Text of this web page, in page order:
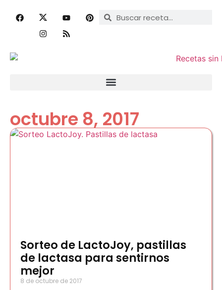
octubre 8, 2017
Sorteo de LactoJoy, pastillas
de lactasa para sentirnos
mejor
8 de octubre de 2017